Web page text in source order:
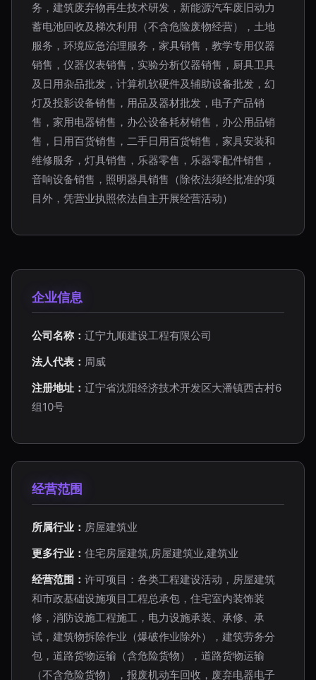
务，建筑废弃物再生技术研发，新能源汽车废旧动力
蓄电池回收及梯次利用（不含危险废物经营），土地
服务，环境应急治理服务，家具销售，教学专用仪器
销售，仪器仪表销售，实验分析仪器销售，厨具卫具
及日用杂品批发，计算机软硬件及辅助设备批发，幻
灯及投影设备销售，用品及器材批发，电子产品销
售，家用电器销售，办公设备耗材销售，办公用品销
售，日用百货销售，二手日用百货销售，家具安装和
维修服务，灯具销售，乐器零售，乐器零配件销售，
音响设备销售，照明器具销售（除依法须经批准的项
目外，凭营业执照依法自主开展经营活动）
企业信息
公司名称： 辽宁九顺建设工程有限公司
法人代表： 周威
注册地址： 辽宁省沈阳经济技术开发区大潘镇西古村6
组10号
经营范围
所属行业： 房屋建筑业
更多行业： 住宅房屋建筑,房屋建筑业,建筑业
经营范围： 许可项目：各类工程建设活动，房屋建筑
和市政基础设施项目工程总承包，住宅室内装饰装
修，消防设施工程施工，电力设施承装、承修、承
试，建筑物拆除作业（爆破作业除外），建筑劳务分
包，道路货物运输（含危险货物），道路货物运输
（不含危险货物），报废机动车回收，废弃电器电子